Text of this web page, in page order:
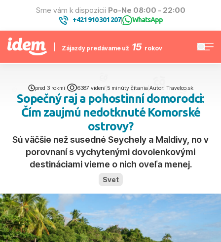
Sme vám k dispozícii Po-Ne 08:00 - 22:00
+421 910 301 207| WhatsApp
Zájazdy predávame už 15 rokov
pred 3 rokmi 6387 videní| 5 minúty čítania Autor: Travelco.sk
Sopečný raj a pohostinní domorodci:
Čím zaujmú nedotknuté Komorské
ostrovy?
Sú väčšie než susedné Seychely a Maldivy, no v
porovnaní s vychytenými dovolenkovými
destináciami vieme o nich oveľa menej.
Svet